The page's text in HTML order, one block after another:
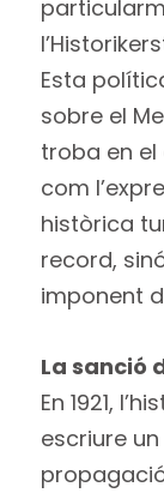
Esta
sobre el
troba en el
com
històrica
record,
imponent
La sanció
En 1921,
escriure